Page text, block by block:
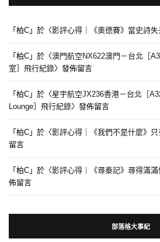
「 柏C 」於〈影評心得｜《奧德賽》當史詩
「 柏C 」於〈澳門航空NX622澳門－台北［
室］飛行紀錄〉發佈留言
「 柏C 」於〈星宇航空JX236香港－台北［
Lounge］飛行紀錄〉發佈留言
「 柏C 」於〈影評心得｜《我們不是什麼》
留言
「 柏C 」於〈影評心得｜《尋秦記》尋得滿
佈留言
部落格大事紀